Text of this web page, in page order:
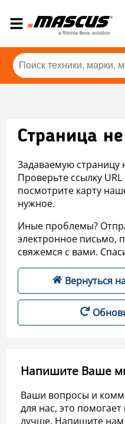
Страница
Задаваемую страницу
Проверьте ссылку
посмотрите карту
нужное.
Иные проблемы?
электронное письмо,
свяжемся с вами.
Вернуться
Напишите Ваше
Ваши вопросы и
для нас, это
лучше. Напишите